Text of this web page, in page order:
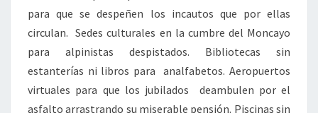
para que se despeñen los incautos que por ellas
circulan. Sedes culturales en la cumbre del Moncayo
para alpinistas despistados. Bibliotecas sin
estanterías ni libros para analfabetos. Aeropuertos
virtuales para que los jubilados deambulen por el
asfalto arrastrando su miserable pensión. Piscinas sin